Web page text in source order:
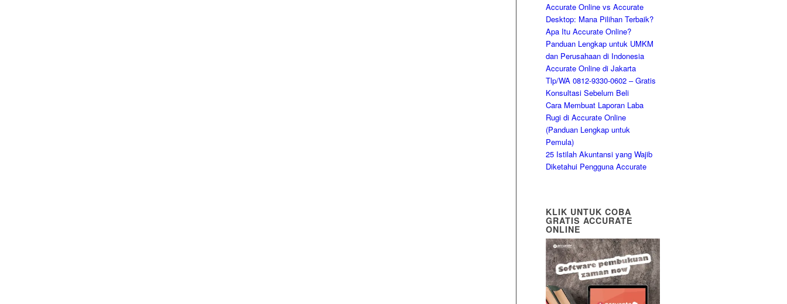
Accurate Online vs Accurate
Desktop: Mana Pilihan Terbaik?
Apa Itu Accurate Online?
Panduan Lengkap untuk UMKM
dan Perusahaan di Indonesia
Accurate Online di Jakarta
Tlp/WA 0812-9330-0602 – Gratis
Konsultasi Sebelum Beli
Cara Membuat Laporan Laba
Rugi di Accurate Online
(Panduan Lengkap untuk
Pemula)
25 Istilah Akuntansi yang Wajib
Diketahui Pengguna Accurate
KLIK UNTUK COBA
GRATIS ACCURATE
ONLINE